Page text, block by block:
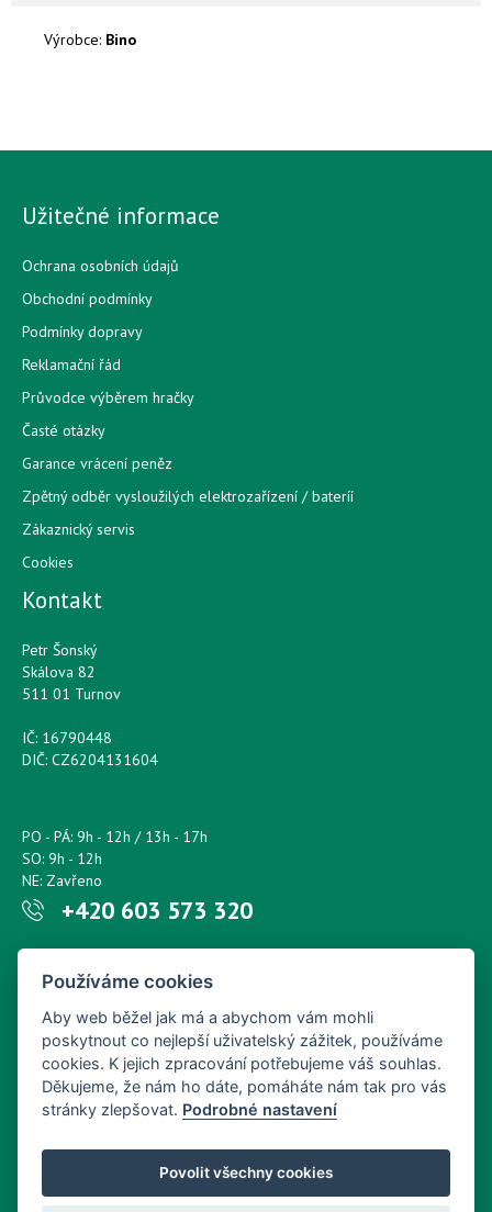
Výrobce: Bino
Užitečné informace
Ochrana osobních údajů
Obchodní podmínky
Podmínky dopravy
Reklamační řád
Průvodce výběrem hračky
Časté otázky
Garance vrácení peněz
Zpětný odběr vysloužilých elektrozařízení / bateríí
Zákaznický servis
Cookies
Kontakt
Petr Šonský
Skálova 82
511 01 Turnov
IČ: 16790448
DIČ: CZ6204131604
PO - PÁ: 9h - 12h / 13h - 17h
SO: 9h - 12h
NE: Zavřeno
+420 603 573 320
petr.sonsky@centrum.cz
Používáme cookies
Aby web běžel jak má a abychom vám mohli
poskytnout co nejlepší uživatelský zážitek, používáme
cookies. K jejich zpracování potřebujeme váš souhlas.
Děkujeme, že nám ho dáte, pomáháte nám tak pro vás
stránky zlepšovat. Podrobné nastavení
Povolit všechny cookies